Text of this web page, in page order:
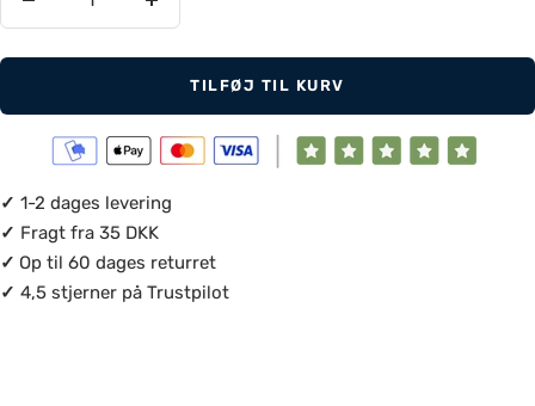
Reducer
Øg
TILFØJ TIL KURV
✓ 1-2 dages levering
✓ Fragt fra 35 DKK
✓ Op til 60 dages returret
✓ 4,5 stjerner på Trustpilot